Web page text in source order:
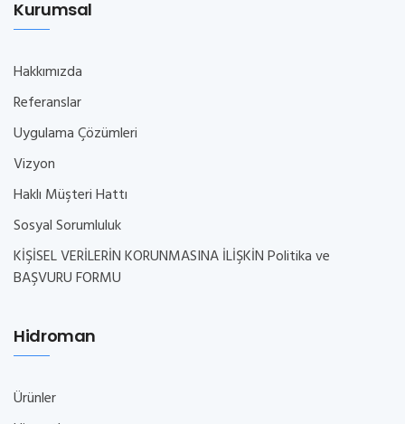
Kurumsal
Hakkımızda
Referanslar
Uygulama Çözümleri
Vizyon
Haklı Müşteri Hattı
Sosyal Sorumluluk
KİŞİSEL VERİLERİN KORUNMASINA İLİŞKİN Politika ve
BAŞVURU FORMU
Hidroman
Ürünler